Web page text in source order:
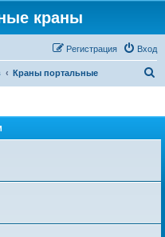
краны
Вход
Регистрация
Краны портальные